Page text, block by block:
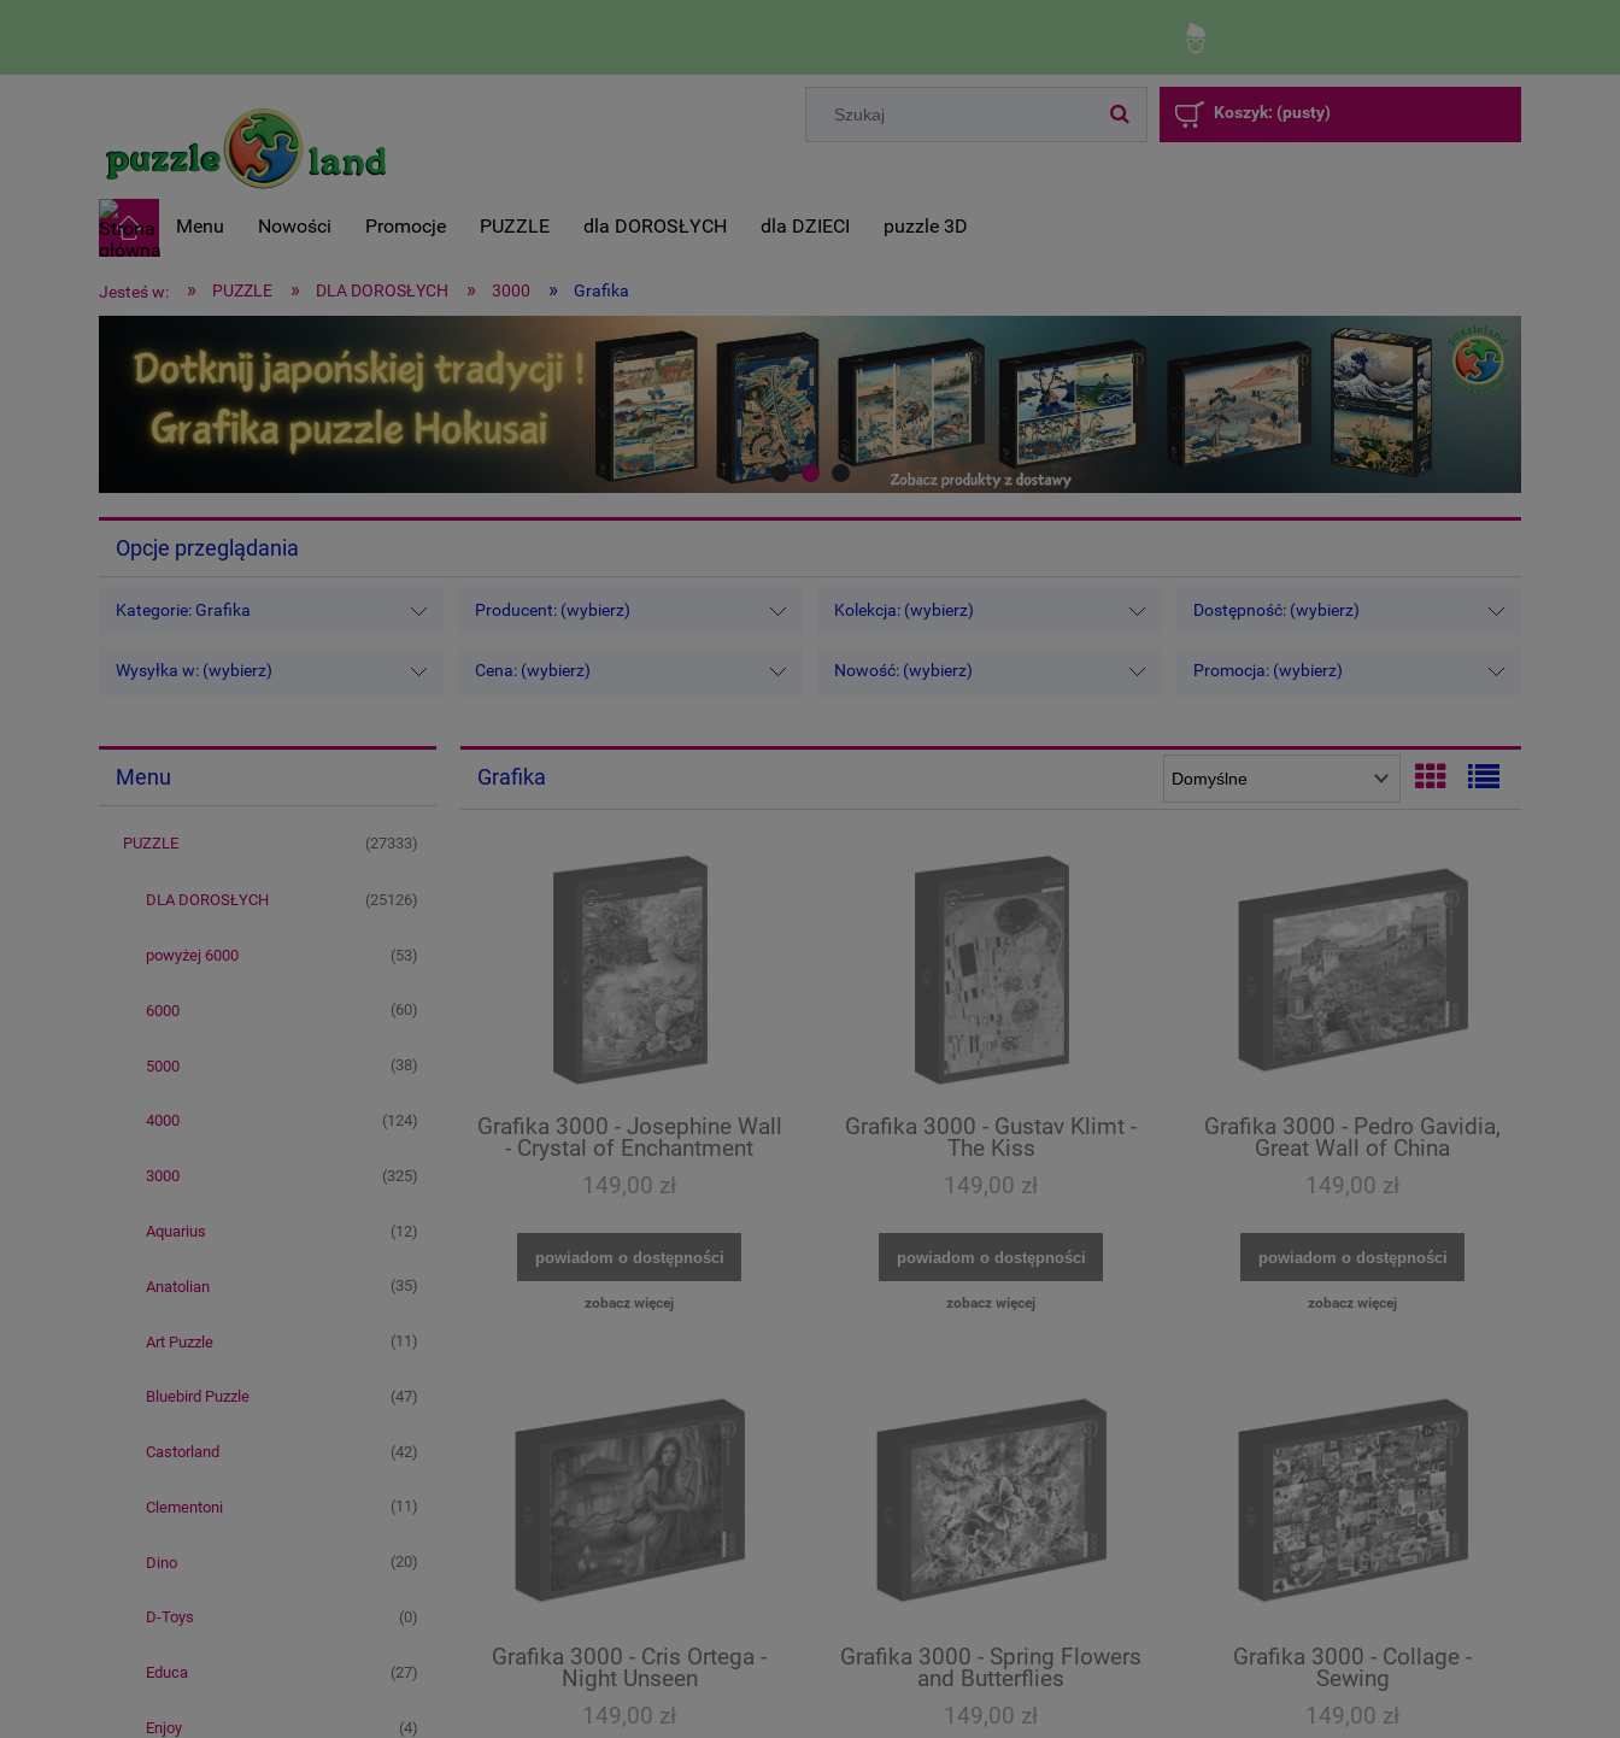
Koszyk: (pusty)
Menu Nowości Promocje PUZZLE dla DOROSŁYCH dla DZIECI puzzle 3D
Jesteś w: » PUZZLE » DLA DOROSŁYCH » 3000 » Grafika
Opcje przeglądania
Kategorie: Grafika Producent: (wybierz) Kolekcja: (wybierz) Dostępność: (wybierz)
Wysyłka w: (wybierz) Cena: (wybierz) Nowość: (wybierz) Promocja: (wybierz)
Menu
PUZZLE (27333)
DLA DOROSŁYCH (25126)
powyżej 6000 (53)
6000 (60)
5000 (38)
4000 (124)
3000 (325)
Aquarius (12)
Anatolian (35)
Art Puzzle (11)
Bluebird Puzzle (47)
Castorland (42)
Clementoni (11)
Dino (20)
D-Toys (0)
Educa (27)
Enjoy (4)
Grafika
Grafika 3000 - Josephine Wall
- Crystal of Enchantment
149,00 zł
powiadom o dostępności
zobacz więcej
Grafika 3000 - Gustav Klimt -
The Kiss
149,00 zł
powiadom o dostępności
zobacz więcej
Grafika 3000 - Pedro Gavidia,
Great Wall of China
149,00 zł
powiadom o dostępności
zobacz więcej
Grafika 3000 - Cris Ortega -
Night Unseen
149,00 zł
Grafika 3000 - Spring Flowers
and Butterflies
149,00 zł
Grafika 3000 - Collage -
Sewing
149,00 zł